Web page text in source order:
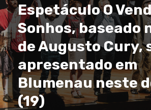
Espetáculo O
Sonhos, baseado
de Augusto Cury,
apresentado em
Blumenau neste
(19)